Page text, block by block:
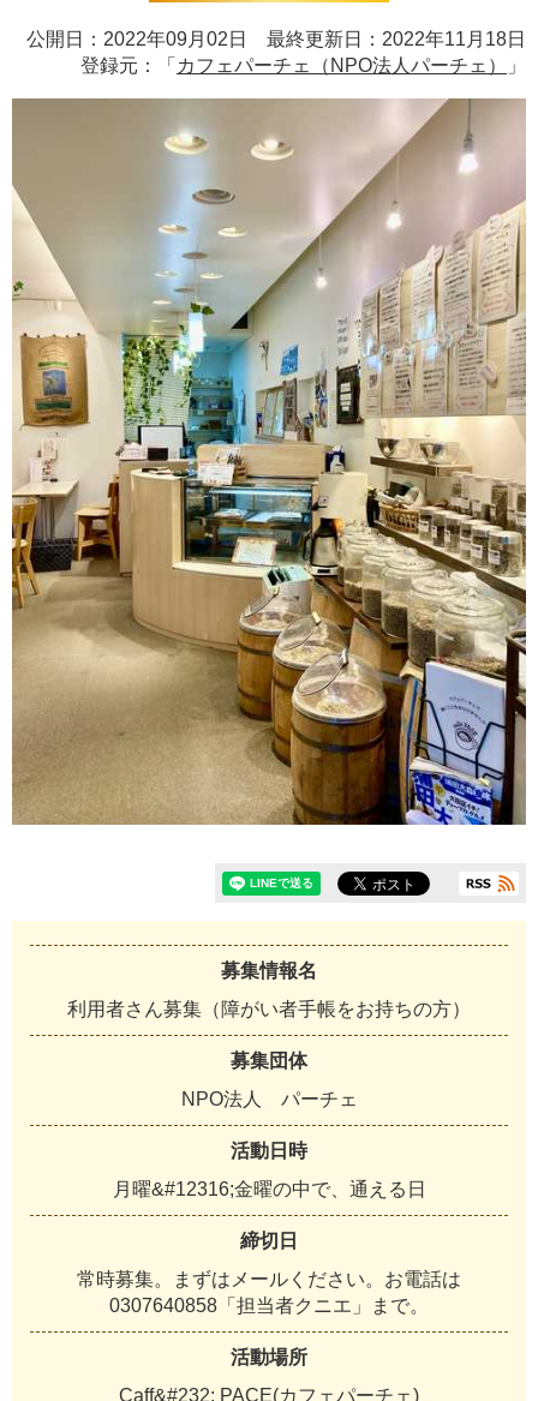
公開日：2022年09月02日 最終更新日：2022年11月18日
登録元：「 カフェパーチェ（NPO法人パーチェ） 」
募集情報名
利用者さん募集（障がい者手帳をお持ちの方）
募集団体
N PO法人 パーチ ェ
活動日時
月 曜&#12316;金曜の中で、 通 え る 日
締切日
常時募集。 ま ずは メ ール く ださ い。 お電話は
0307640858 「 担当者ク ニエ 」 ま で。
活動場所
Caff&#232; PACE(カフ ェパーチ ェ)